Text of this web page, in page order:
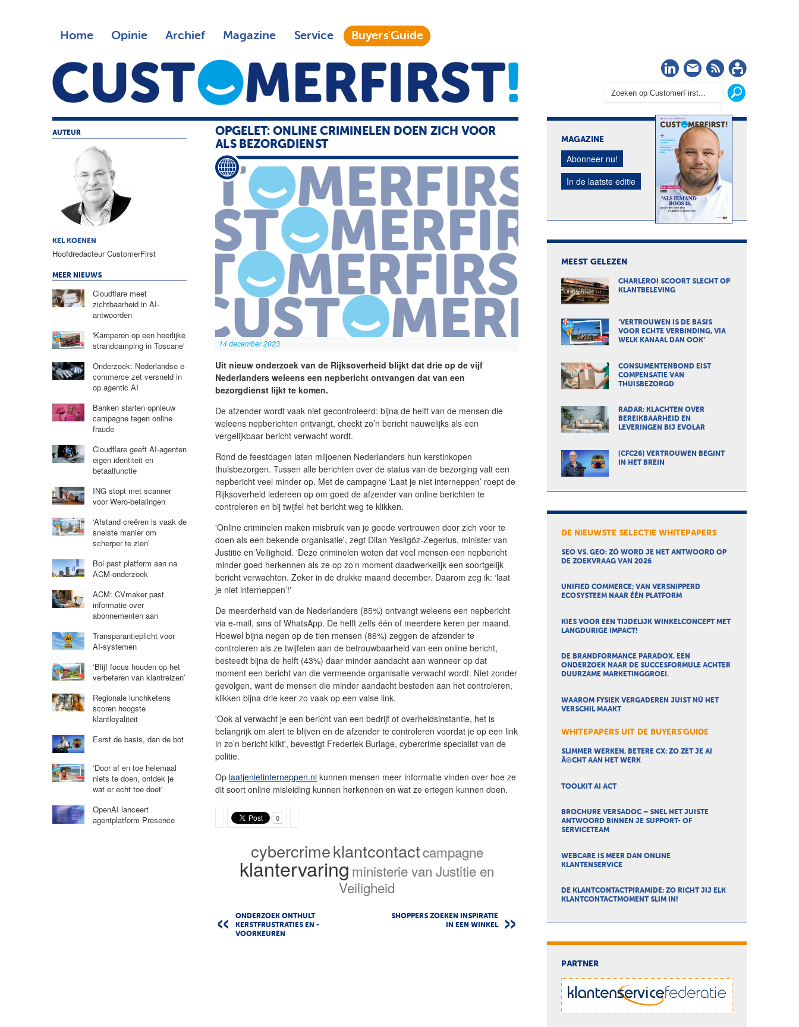
Home Opinie Archief Magazine Service Buyers'Guide
LinkedIn
Nieuwsbrief
RSS
OPGELET: ONLINE CRIMINELEN DOEN ZICH VOOR
ALS BEZORGDIENST
14 december 2023
Uit nieuw onderzoek van de Rijksoverheid blijkt dat drie op de vijf
Nederlanders weleens een nepbericht ontvangen dat van een
bezorgdienst lijkt te komen.
De afzender wordt vaak niet gecontroleerd: bijna de helft van de mensen die
weleens nepberichten ontvangt, checkt zo’n bericht nauwelijks als een
vergelijkbaar bericht verwacht wordt.
Rond de feestdagen laten miljoenen Nederlanders hun kerstinkopen
thuisbezorgen. Tussen alle berichten over de status van de bezorging valt een
nepbericht veel minder op. Met de campagne ‘Laat je niet interneppen’ roept de
Rijksoverheid iedereen op om goed de afzender van online berichten te
controleren en bij twijfel het bericht weg te klikken.
'Online criminelen maken misbruik van je goede vertrouwen door zich voor te
doen als een bekende organisatie', zegt Dilan Yesilgöz-Zegerius, minister van
Justitie en Veiligheid. 'Deze criminelen weten dat veel mensen een nepbericht
minder goed herkennen als ze op zo’n moment daadwerkelijk een soortgelijk
bericht verwachten. Zeker in de drukke maand december. Daarom zeg ik: ‘laat
je niet interneppen’!'
De meerderheid van de Nederlanders (85%) ontvangt weleens een nepbericht
via e-mail, sms of WhatsApp. De helft zelfs één of meerdere keren per maand.
Hoewel bijna negen op de tien mensen (86%) zeggen de afzender te
controleren als ze twijfelen aan de betrouwbaarheid van een online bericht,
besteedt bijna de helft (43%) daar minder aandacht aan wanneer op dat
moment een bericht van die vermeende organisatie verwacht wordt. Niet zonder
gevolgen, want de mensen die minder aandacht besteden aan het controleren,
klikken bijna drie keer zo vaak op een valse link.
'Ook al verwacht je een bericht van een bedrijf of overheidsinstantie, het is
belangrijk om alert te blijven en de afzender te controleren voordat je op een link
in zo’n bericht klikt', bevestigt Frederiek Burlage, cybercrime specialist van de
politie.
Op laatjenietinterneppen.nl kunnen mensen meer informatie vinden over hoe ze
dit soort online misleiding kunnen herkennen en wat ze ertegen kunnen doen.
0
cybercrimeklantcontactcampagne
klantervaring ministerie van Justitie en
Veiligheid
ONDERZOEK ONTHULT
KERSTFRUSTRATIES EN -
VOORKEUREN
SHOPPERS ZOEKEN INSPIRATIE
IN EEN WINKEL
AUTEUR
KEL KOENEN
Hoofdredacteur CustomerFirst
MEER NIEUWS
Cloudflare meet
zichtbaarheid in AI-
antwoorden
'Kamperen op een heerlijke
strandcamping in Toscane'
Onderzoek: Nederlandse e-
commerce zet versneld in
op agentic AI
Banken starten opnieuw
campagne tegen online
fraude
Cloudflare geeft AI-agenten
eigen identiteit en
betaalfunctie
ING stopt met scanner
voor Wero-betalingen
‘Afstand creëren is vaak de
snelste manier om
scherper te zien’
Bol past platform aan na
ACM-onderzoek
ACM: CVmaker past
informatie over
abonnementen aan
Transparantieplicht voor
AI-systemen
‘Blijf focus houden op het
verbeteren van klantreizen’
Regionale lunchketens
scoren hoogste
klantloyaliteit
Eerst de basis, dan de bot
‘Door af en toe helemaal
niets te doen, ontdek je
wat er echt toe doet’
OpenAI lanceert
agentplatform Presence
MAGAZINE
Abonneer nu!
In de laatste editie
MEEST GELEZEN
CHARLEROI SCOORT SLECHT OP
KLANTBELEVING
‘VERTROUWEN IS DE BASIS
VOOR ECHTE VERBINDING, VIA
WELK KANAAL DAN OOK’
CONSUMENTENBOND EIST
COMPENSATIE VAN
THUISBEZORGD
RADAR: KLACHTEN OVER
BEREIKBAARHEID EN
LEVERINGEN BIJ EVOLAR
[CFC26] VERTROUWEN BEGINT
IN HET BREIN
DE NIEUWSTE SELECTIE WHITEPAPERS
SEO VS. GEO: ZÓ WORD JE HET ANTWOORD OP
DE ZOEKVRAAG VAN 2026
UNIFIED COMMERCE; VAN VERSNIPPERD
ECOSYSTEEM NAAR ÉÉN PLATFORM
KIES VOOR EEN TIJDELIJK WINKELCONCEPT MET
LANGDURIGE IMPACT!
DE BRANDFORMANCE PARADOX. EEN
ONDERZOEK NAAR DE SUCCESFORMULE ACHTER
DUURZAME MARKETINGGROEI.
WAAROM FYSIEK VERGADEREN JUIST NÚ HET
VERSCHIL MAAKT
WHITEPAPERS UIT DE BUYERS'GUIDE
SLIMMER WERKEN, BETERE CX: ZO ZET JE AI
Ã©CHT AAN HET WERK
TOOLKIT AI ACT
BROCHURE VERSADOC – SNEL HET JUISTE
ANTWOORD BINNEN JE SUPPORT- OF
SERVICETEAM
WEBCARE IS MEER DAN ONLINE
KLANTENSERVICE
DE KLANTCONTACTPIRAMIDE: ZO RICHT JIJ ELK
KLANTCONTACTMOMENT SLIM IN!
PARTNER